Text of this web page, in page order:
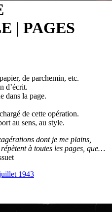
| PAGES
de parchemin, etc.
d’écrit.
dans la page.
de cette opération.
au sens, au style.
dont je me plains,
à toutes les pages, que…
1943